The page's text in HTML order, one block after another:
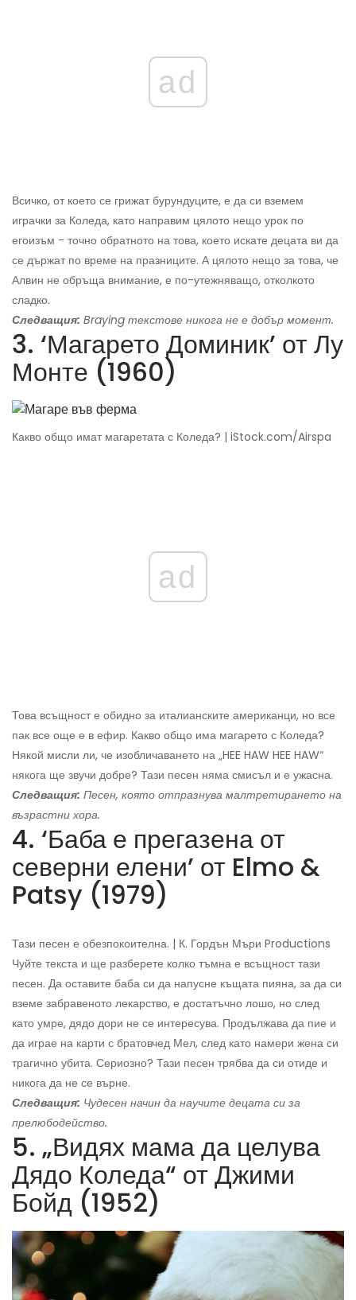
ad
Всичко, от което се грижат бурундуците, е да си вземем
играчки за Коледа, като направим цялото нещо урок по
егоизъм - точно обратното на това, което искате децата ви да
се държат по време на празниците. А цялото нещо за това, че
Алвин не обръща внимание, е по-утежняващо, отколкото
сладко.
Следващия: Braying текстове никога не е добър момент.
3. ‘Магарето Доминик’ от Лу
Монте (1960)
Какво общо имат магаретата с Коледа? | iStock.com/Airspa
ad
Това всъщност е обидно за италианските американци, но все
пак все още е в ефир. Какво общо има магарето с Коледа?
Някой мисли ли, че изобличаването на „HEE HAW HEE HAW“
някога ще звучи добре? Тази песен няма смисъл и е ужасна.
Следващия: Песен, която отпразнува малтретирането на
възрастни хора.
4. ‘Баба е прегазена от
северни елени’ от Elmo &
Patsy (1979)
Тази песен е обезпокоителна. | К. Гордън Мъри Productions
Чуйте текста и ще разберете колко тъмна е всъщност тази
песен. Да оставите баба си да напусне къщата пияна, за да си
вземе забравеното лекарство, е достатъчно лошо, но след
като умре, дядо дори не се интересува. Продължава да пие и
да играе на карти с братовчед Мел, след като намери жена си
трагично убита. Сериозно? Тази песен трябва да си отиде и
никога да не се върне.
Следващия: Чудесен начин да научите децата си за
прелюбодейство.
5. „Видях мама да целува
Дядо Коледа“ от Джими
Бойд (1952)